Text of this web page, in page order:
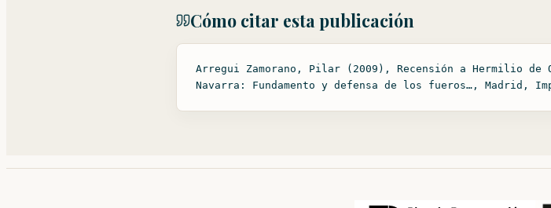
Cómo citar esta publicación
Arregui Zamorano, Pilar (2009), Recensión a Hermilio
Navarra: Fundamento y defensa de los fueros…, Madrid,